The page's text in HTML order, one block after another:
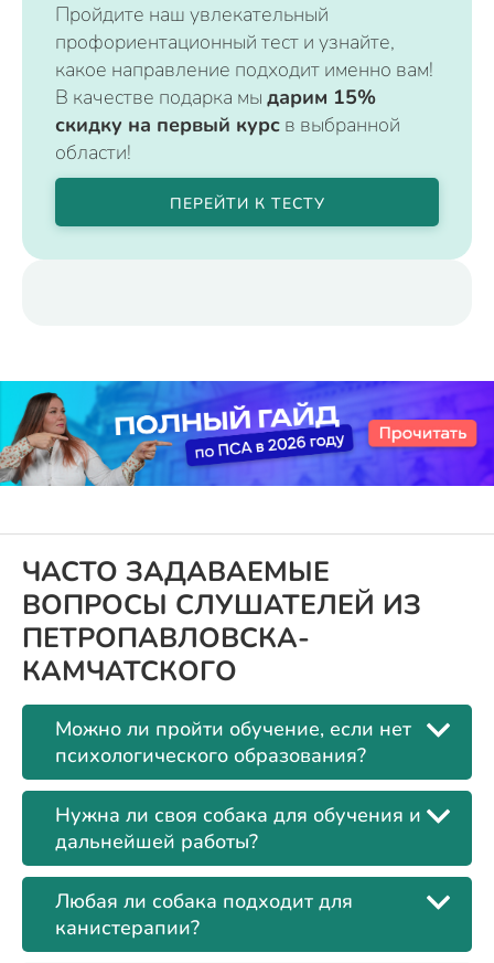
Пройдите наш увлекательный
профориентационный тест и узнайте,
какое направление подходит именно вам!
В качестве подарка мы дарим 15%
скидку на первый курс в выбранной
области!
ПЕРЕЙТИ К ТЕСТУ
ЧАСТО ЗАДАВАЕМЫЕ
ВОПРОСЫ СЛУШАТЕЛЕЙ ИЗ
ПЕТРОПАВЛОВСКА-
КАМЧАТСКОГО
Можно ли пройти обучение, если нет
психологического образования?
Нужна ли своя собака для обучения и
дальнейшей работы?
Любая ли собака подходит для
канистерапии?